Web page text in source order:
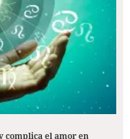
complica el amor en